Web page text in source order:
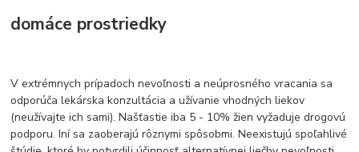
domáce prostriedky
V extrémnych prípadoch nevoľnosti a neúprosného vracania sa
odporúča lekárska konzultácia a užívanie vhodných liekov
(neužívajte ich sami). Našťastie iba 5 - 10% žien vyžaduje drogovú
podporu. Iní sa zaoberajú rôznymi spôsobmi. Neexistujú spoľahlivé